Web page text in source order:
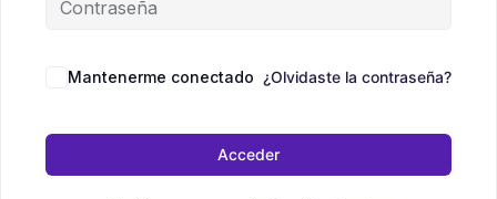
Mantenerme conectado ¿Olvidaste la contraseña?
Acceder